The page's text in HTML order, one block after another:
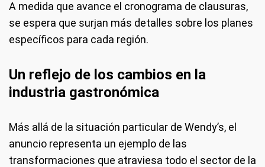
A medida que avance el cronograma de clausuras,
se espera que surjan más detalles sobre los planes
específicos para cada región.
Un reflejo de los cambios en la
industria gastronómica
Más allá de la situación particular de Wendy’s, el
anuncio representa un ejemplo de las
transformaciones que atraviesa todo el sector de la